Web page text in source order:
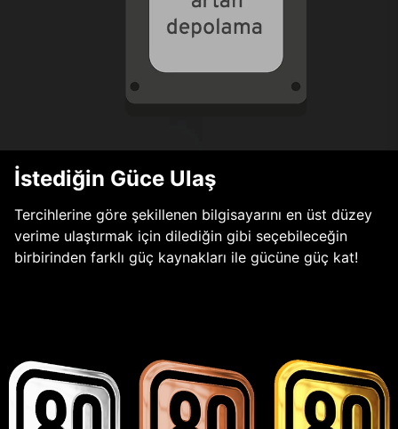
İstediğin Güce Ulaş
Tercihlerine göre şekillenen bilgisayarını en üst düzey
verime ulaştırmak için dilediğin gibi seçebileceğin
birbirinden farklı güç kaynakları ile gücüne güç kat!